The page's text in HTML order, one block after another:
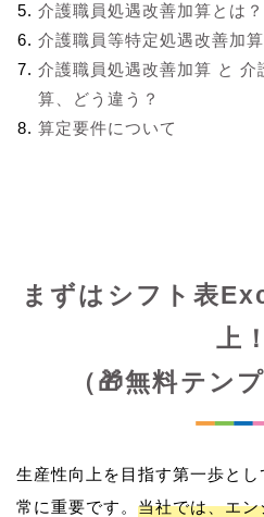
介護職員処遇改善加算とは？
介護職員等特定処遇改善加算
介護職員処遇改善加算 と 介
算、どう違う？
算定要件について
まずはシフト表
上！
（🎁無料テン
生産性向上を目指す第一歩と
常に重要です。 当社では、エ